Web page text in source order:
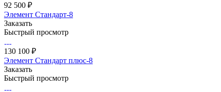
92 500 ₽
Элемент Стандарт-8
Заказать
Быстрый просмотр
130 100 ₽
Элемент Стандарт плюс-8
Заказать
Быстрый просмотр